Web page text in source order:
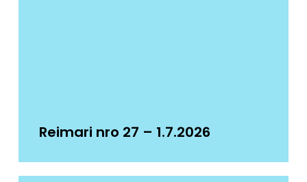
Reimari nro 27 – 1.7.2026